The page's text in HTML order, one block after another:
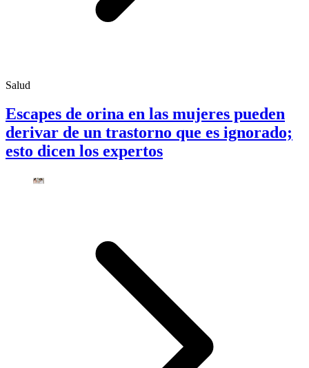
Salud
Escapes de orina en las mujeres pueden
derivar de un trastorno que es ignorado;
esto dicen los expertos